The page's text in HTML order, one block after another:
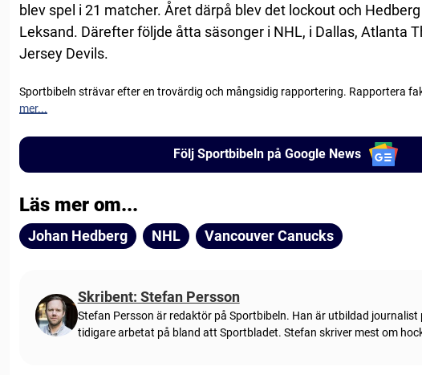
blev spel i 21 matcher. Året därpå blev det lockout och
Leksand. Därefter följde åtta säsonger i NHL, i Dallas, Atlanta
Jersey Devils.
Sportbibeln strävar efter en trovärdig och mångsidig rapportering. Rapportera
mer...
Följ Sportbibeln på Google News
Läs mer om...
Johan Hedberg NHL Vancouver Canucks
Skribent: Stefan Persson
Stefan Persson är redaktör på Sportbibeln. Han är utbildad
tidigare arbetat på bland att Sportbladet. Stefan skriver mest om